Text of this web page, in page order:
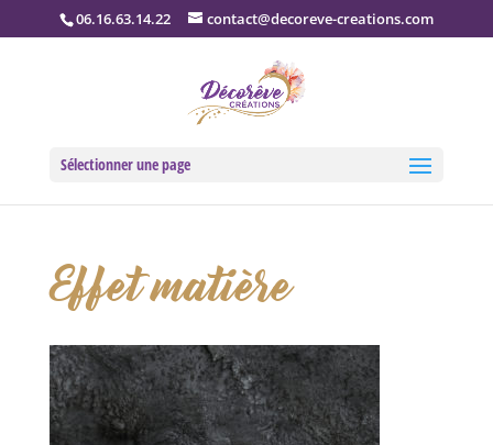
06.16.63.14.22 contact@decoreve-creations.com
Sélectionner une page
Effet matière